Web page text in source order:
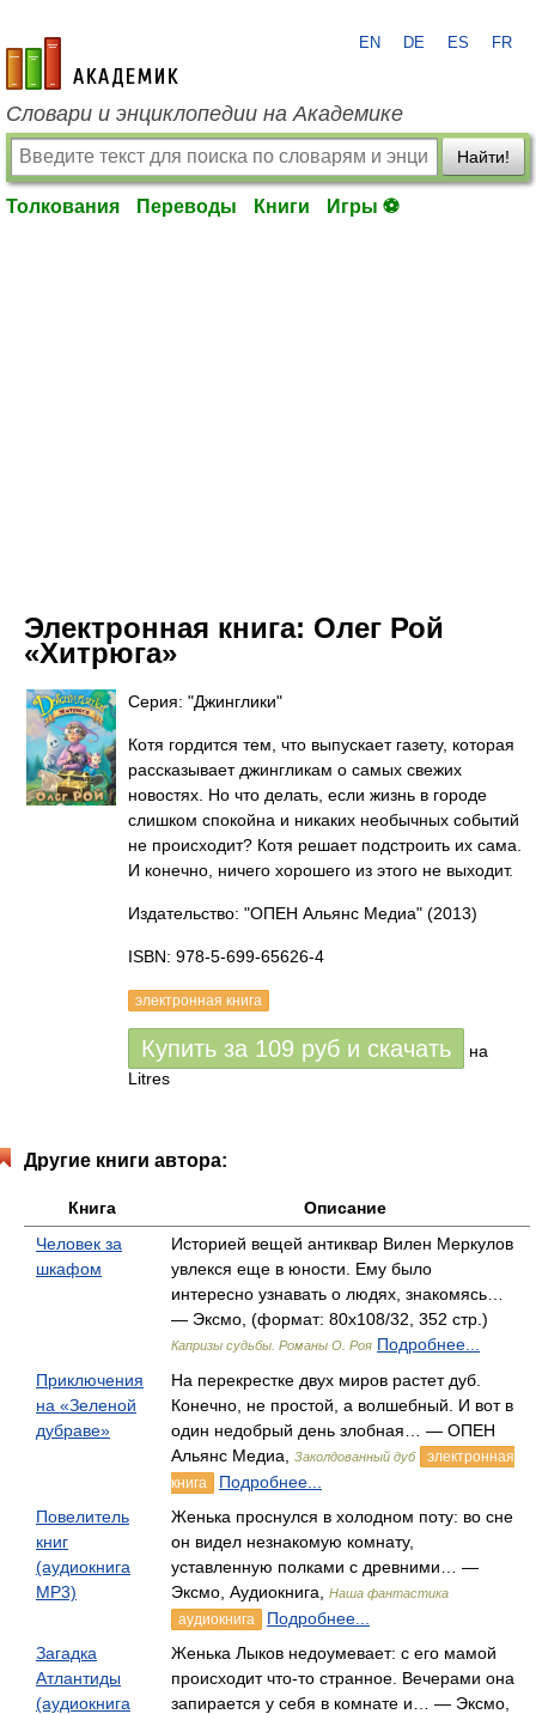
academic.ru
EN DE ES FR
Словари и энциклопедии на Академике
Найти!
Толкования Переводы Книги Игры ⚽
Электронная книга: Олег Рой
«Хитрюга»
Серия: "Джинглики"
Котя гордится тем, что выпускает газету, которая
рассказывает джингликам о самых свежих
новостях. Но что делать, если жизнь в городе
слишком спокойна и никаких необычных событий
не происходит? Котя решает подстроить их сама.
И конечно, ничего хорошего из этого не выходит.
Издательство: "ОПЕН Альянс Медиа" (2013)
ISBN: 978-5-699-65626-4
электронная книга
Купить за 109 руб и скачать
на
Litres
Другие книги автора:
Книга
Описание
Человек за
шкафом
Историей вещей антиквар Вилен Меркулов
увлекся еще в юности. Ему было
интересно узнавать о людях, знакомясь…
— Эксмо, (формат: 80x108/32, 352 стр.)
Капризы судьбы. Романы О. Роя Подробнее...
Приключения
на «Зеленой
дубраве»
На перекрестке двух миров растет дуб.
Конечно, не простой, а волшебный. И вот в
один недобрый день злобная… — ОПЕН
Альянс Медиа,
Заколдованный дуб
электронная
книга
Подробнее...
Повелитель
книг
(аудиокнига
MP3)
Женька проснулся в холодном поту: во сне
он видел незнакомую комнату,
уставленную полками с древними… —
Эксмо, Аудиокнига,
Наша фантастика
аудиокнига
Подробнее...
Загадка
Атлантиды
(аудиокнига
Женька Лыков недоумевает: с его мамой
происходит что-то странное. Вечерами она
запирается у себя в комнате и… — Эксмо,